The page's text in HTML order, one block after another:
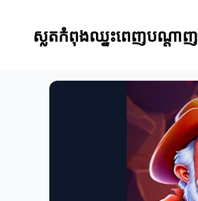
ស្លតកំពុងឈ្នះពេញបណ្តាញ